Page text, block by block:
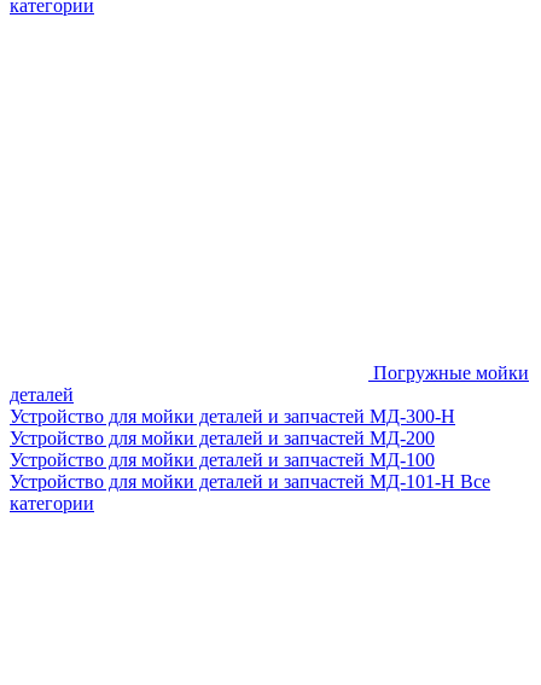
категории
Погружные мойки
деталей
Устройство для мойки деталей и запчастей МД-300-H
Устройство для мойки деталей и запчастей МД-200
Устройство для мойки деталей и запчастей МД-100
Устройство для мойки деталей и запчастей МД-101-Н Все
категории